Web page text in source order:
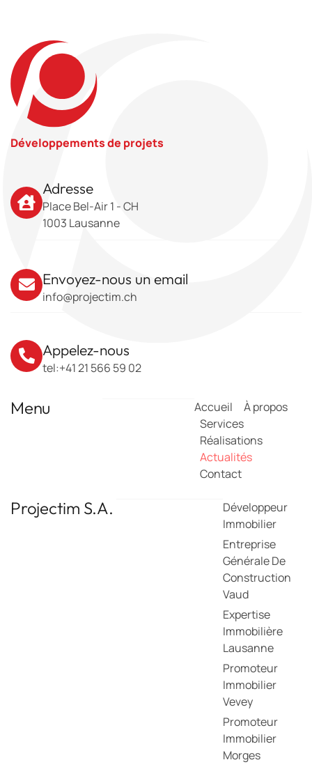
Développements de projets
Adresse
Place Bel-Air 1 - CH
1003 Lausanne
Envoyez-nous un email
info@projectim.ch
Appelez-nous
tel:+41 21 566 59 02
Menu Accueil
À propos
Services
Réalisations
Actualités
Contact
Projectim S.A.
Développeur
Immobilier
Entreprise
Générale De
Construction
Vaud
Expertise
Immobilière
Lausanne
Promoteur
Immobilier
Vevey
Promoteur
Immobilier
Morges